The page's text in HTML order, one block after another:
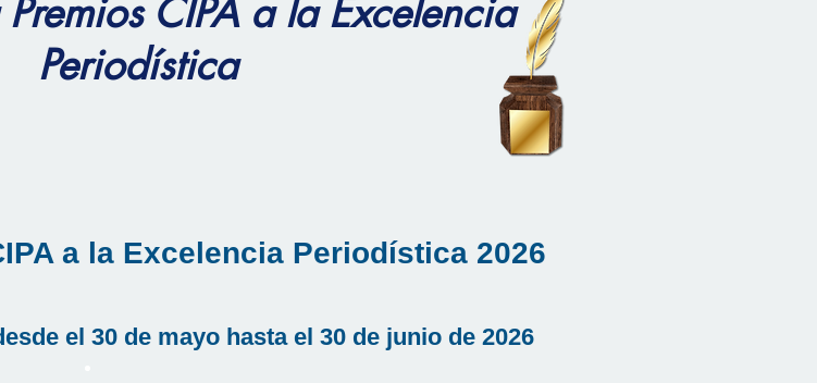
CIPA a la Excelencia
Periodística
a la Excelencia Periodística 2026
el 30 de mayo hasta el 30 de junio de 2026